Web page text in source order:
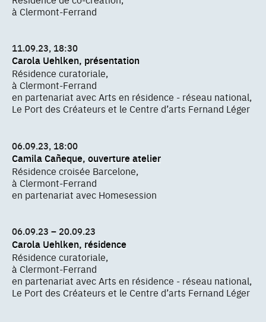
à Clermont-Ferrand
11.09.23, 18:30
Carola Uehlken, présentation
Résidence curatoriale,
à Clermont-Ferrand
en partenariat avec Arts en résidence - réseau national,
Le Port des Créateurs et le Centre d’arts Fernand Léger
06.09.23, 18:00
Camila Cañeque, ouverture atelier
Résidence croisée Barcelone,
à Clermont-Ferrand
en partenariat avec Homesession
06.09.23 – 20.09.23
Carola Uehlken, résidence
Résidence curatoriale,
à Clermont-Ferrand
en partenariat avec Arts en résidence - réseau national,
Le Port des Créateurs et le Centre d’arts Fernand Léger